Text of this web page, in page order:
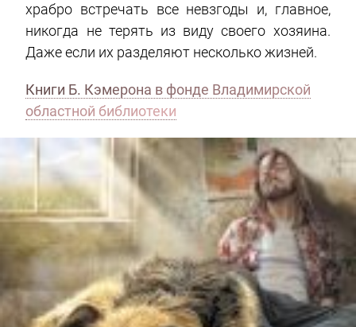
храбро встречать все невзгоды и, главное,
никогда не терять из виду своего хозяина.
Даже если их разделяют несколько жизней.
Книги Б. Кэмерона в фонде Владимирской
областной библиотеки